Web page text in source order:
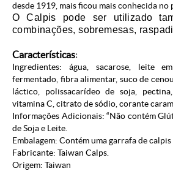
desde 1919, mais ficou mais conhecida no
O Calpis pode ser utilizado
combinações, sobremesas,
Características:
Ingredientes: água, sacarose, leite
fermentado, fibra alimentar, suco de
láctico, polissacarídeo de soja,
vitamina C, citrato de sódio, corante
Informações Adicionais: “Não contém
de Soja e Leite.
Embalagem: Contém uma garrafa de calpis
Fabricante: Taiwan Calps.
Origem: Taiwan